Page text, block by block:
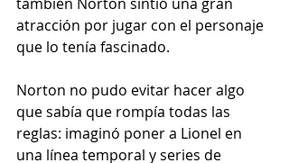
atracción por jugar con el personaje
que lo tenía fascinado.
Norton no pudo evitar hacer algo
que sabía que rompía todas las
reglas: imaginó poner a Lionel en
una línea temporal y series de